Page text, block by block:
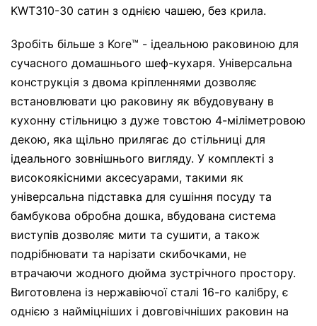
KWT310-30 сатин з однією чашею, без крила.
Зробіть більше з Kore™ - ідеальною раковиною для
сучасного домашнього шеф-кухаря. Універсальна
конструкція з двома кріпленнями дозволяє
встановлювати цю раковину як вбудовувану в
кухонну стільницю з дуже товстою 4-міліметровою
декою, яка щільно прилягає до стільниці для
ідеального зовнішнього вигляду. У комплекті з
високоякісними аксесуарами, такими як
універсальна підставка для сушіння посуду та
бамбукова обробна дошка, вбудована система
виступів дозволяє мити та сушити, а також
подрібнювати та нарізати скибочками, не
втрачаючи жодного дюйма зустрічного простору.
Виготовлена ​​із нержавіючої сталі 16-го калібру, є
однією з найміцніших і довговічніших раковин на